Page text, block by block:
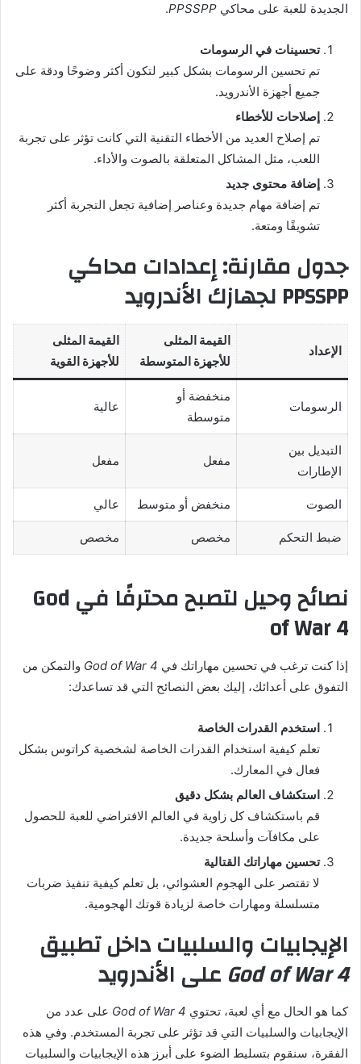
الجديدة للعبة على محاكي PPSSPP
.
تحسينات في الرسومات
تم تحسين الرسومات بشكل كبير لتكون أكثر وضوحًا ودقة على
جميع أجهزة الأندرويد.
إصلاحات للأخطاء
تم إصلاح العديد من الأخطاء التقنية التي كانت تؤثر على تجربة
اللعب، مثل المشاكل المتعلقة بالصوت والأداء.
إضافة محتوى جديد
تم إضافة مهام جديدة وعناصر إضافية تجعل التجربة أكثر
تشويقًا ومتعة.
جدول مقارنة: إعدادات محاكي
PPSSPP لجهازك الأندرويد
الإعداد
القيمة المثلى
للأجهزة المتوسطة
القيمة المثلى
للأجهزة القوية
الرسومات
منخفضة أو
متوسطة
عالية
التبديل بين
الإطارات
مفعل مفعل
الصوت منخفض أو متوسط عالي
ضبط التحكم مخصص مخصص
نصائح وحيل لتصبح محترفًا في God
of War 4
إذا كنت ترغب في تحسين مهاراتك في God of War 4 والتمكن من
التفوق على أعدائك، إليك بعض النصائح التي قد تساعدك:
استخدم القدرات الخاصة
تعلم كيفية استخدام القدرات الخاصة لشخصية كراتوس بشكل
فعال في المعارك.
استكشاف العالم بشكل دقيق
قم باستكشاف كل زاوية في العالم الافتراضي للعبة للحصول
على مكافآت وأسلحة جديدة.
تحسين مهاراتك القتالية
لا تقتصر على الهجوم العشوائي، بل تعلم كيفية تنفيذ ضربات
متسلسلة ومهارات خاصة لزيادة قوتك الهجومية.
الإيجابيات والسلبيات داخل تطبيق
God of War 4على الأندرويد
كما هو الحال مع أي لعبة، تحتوي God of War 4 على عدد من
الإيجابيات والسلبيات التي قد تؤثر على تجربة المستخدم. وفي هذه
الفقرة، سنقوم بتسليط الضوء على أبرز هذه الإيجابيات والسلبيات